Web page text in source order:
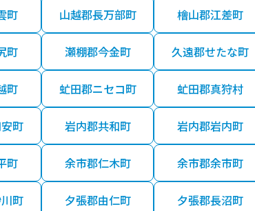
町 山越郡長万部町 檜山郡江差町
町 瀬棚郡今金町 久遠郡せたな町
町 虻田郡ニセコ町 虻田郡真狩村
町 岩内郡共和町 岩内郡岩内町
町 余市郡仁木町 余市郡余市町
町 夕張郡由仁町 夕張郡長沼町